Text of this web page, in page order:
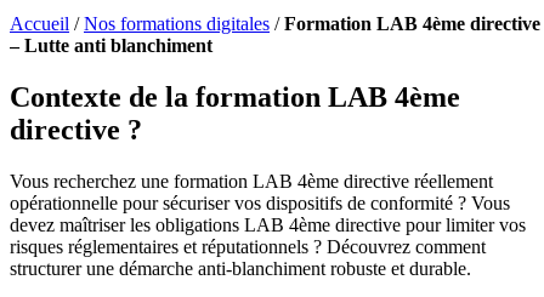
Accueil /Nos formations digitales /Formation LAB 4ème directive
– Lutte anti blanchiment
Contexte de la formation LAB 4ème
directive ?
Vous recherchez une formation LAB 4ème directive réellement
opérationnelle pour sécuriser vos dispositifs de conformité ? Vous
devez maîtriser les obligations LAB 4ème directive pour limiter vos
risques réglementaires et réputationnels ? Découvrez comment
structurer une démarche anti-blanchiment robuste et durable.